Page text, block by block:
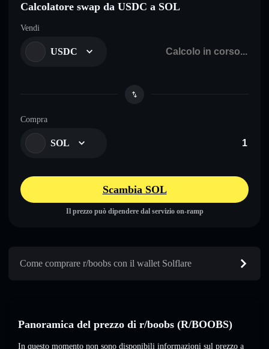
Calcolatore swap da USDC a SOL
Vendi
USDC
Compra
SOL
Scambia SOL
Il prezzo può dipendere dal servizio on-ramp
Come comprare r/boobs con il wallet Solflare
Panoramica del prezzo di r/boobs (R/BOOBS)
In questo momento non sono disponibili informazioni sul prezzo a